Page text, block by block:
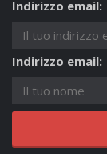
Indirizzo email:
Indirizzo email: